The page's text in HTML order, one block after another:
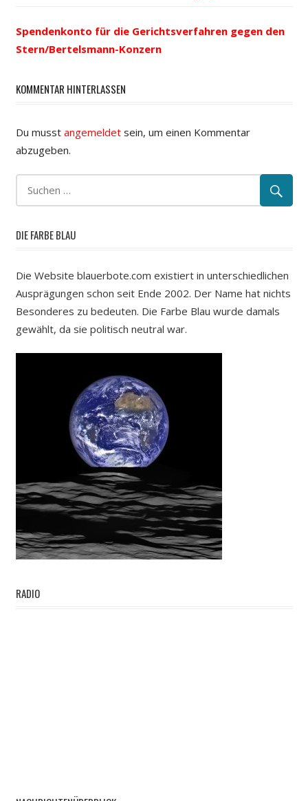
Spendenkonto für die Gerichtsverfahren gegen den
Stern/Bertelsmann-Konzern
KOMMENTAR HINTERLASSEN
Du musst angemeldetsein, um einen Kommentar
abzugeben.
DIE FARBE BLAU
Die Website blauerbote.com existiert in unterschiedlichen
Ausprägungen schon seit Ende 2002. Der Name hat nichts
Besonderes zu bedeuten. Die Farbe Blau wurde damals
gewählt, da sie politisch neutral war.
RADIO